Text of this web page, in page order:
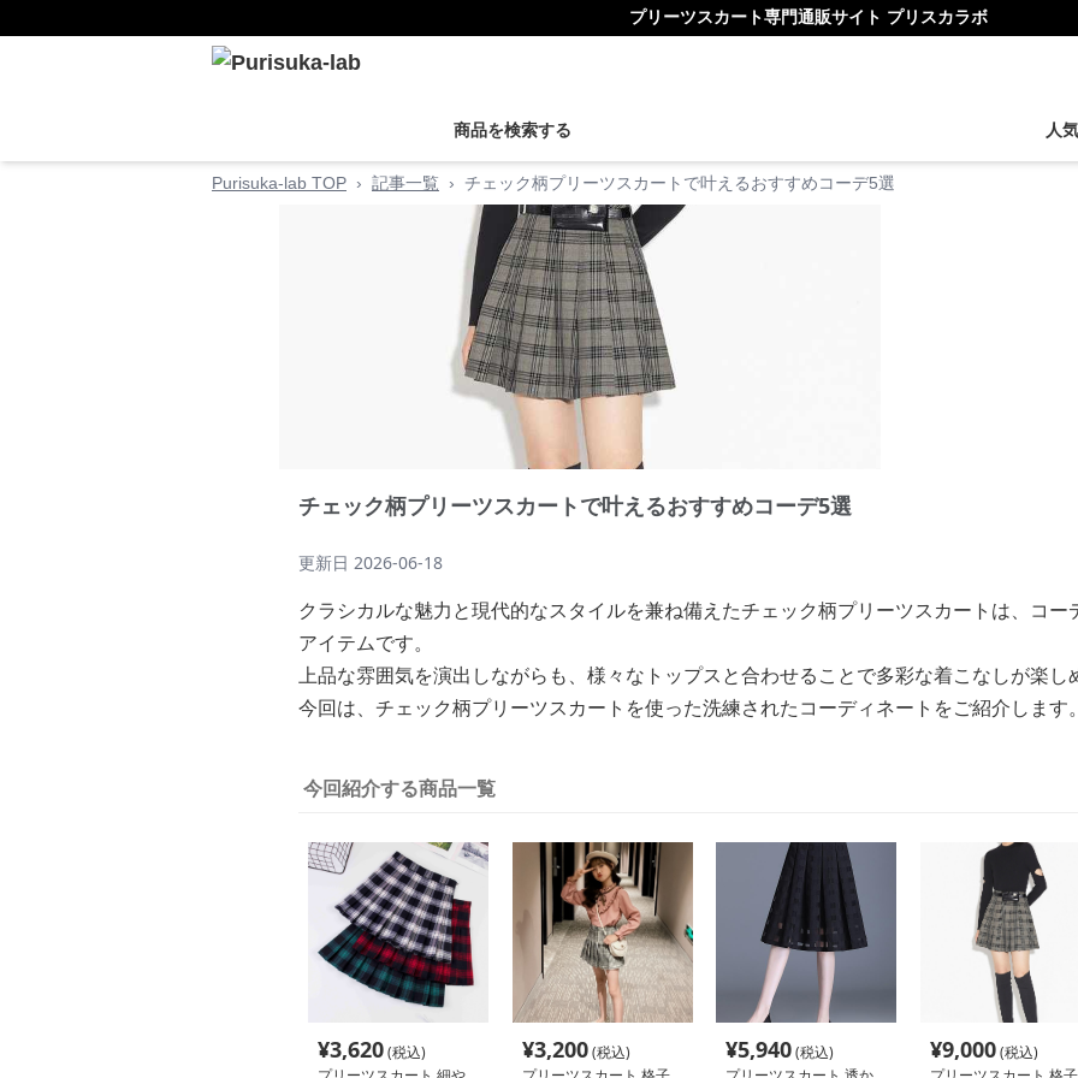
プリーツスカート専門通販サイト プリスカラボ
商品を検索する 人
Purisuka-lab TOP › 記事一覧 › チェック柄プリーツスカートで叶えるおすすめコーデ5選
チェック柄プリーツスカートで叶えるおすすめコーデ5選
更新日 2026-06-18
クラシカルな魅力と現代的なスタイルを兼ね備えたチェック柄プリーツスカートは、コ
アイテムです。
上品な雰囲気を演出しながらも、様々なトップスと合わせることで多彩な着こなしが楽し
今回は、チェック柄プリーツスカートを使った洗練されたコーディネートをご紹介します。
今回紹介する商品一覧
¥3,620(税込)
¥3,200(税込)
¥5,940(税込)
¥9,000(税込)